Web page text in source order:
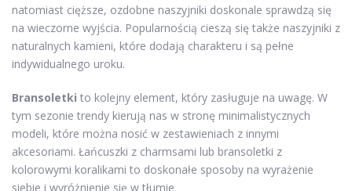
natomiast cięższe, ozdobne naszyjniki doskonale sprawdzą się
na wieczorne wyjścia. Popularnością cieszą się także naszyjniki z
naturalnych kamieni, które dodają charakteru i są pełne
indywidualnego uroku.
Bransoletki to kolejny element, który zasługuje na uwagę. W
tym sezonie trendy kierują nas w stronę minimalistycznych
modeli, które można nosić w zestawieniach z innymi
akcesoriami. Łańcuszki z charmsami lub bransoletki z
kolorowymi koralikami to doskonałe sposoby na wyrażenie
siebie i wyróżnienie się w tłumie.